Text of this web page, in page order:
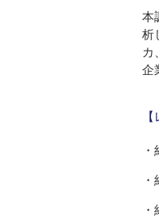
本
析
カ
企